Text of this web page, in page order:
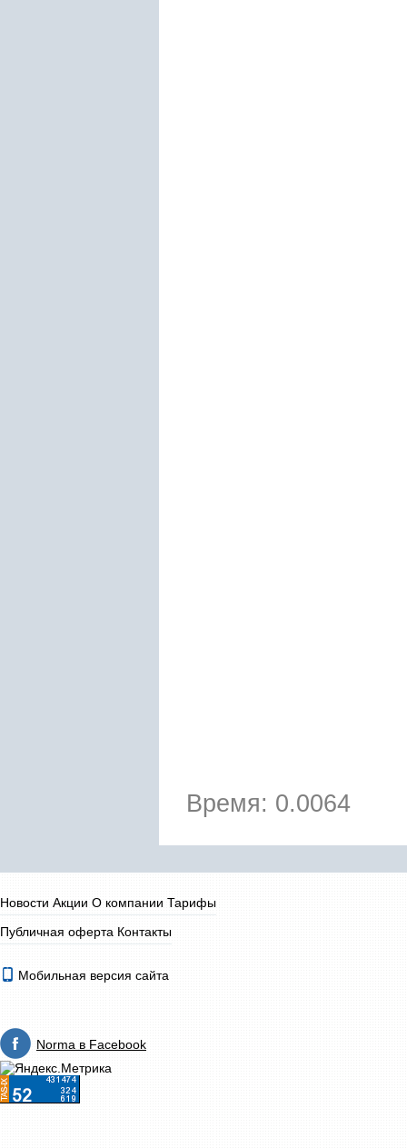
Время: 0.0064
Новости Акции О компании Тарифы
Публичная оферта Контакты
Мобильная версия сайта
Norma в Facebook